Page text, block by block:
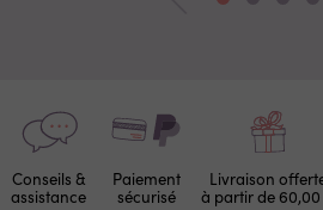
Conseils &
assistance
Paiement
sécurisé
Livraison
à partir de